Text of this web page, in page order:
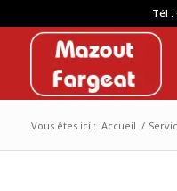
Tél :
Vous êtes ici : Accueil /